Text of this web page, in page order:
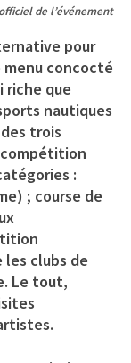
de l’événement
pour
menu concocté
riche que
nautiques
trois
:
; course de
les clubs de
Le tout,